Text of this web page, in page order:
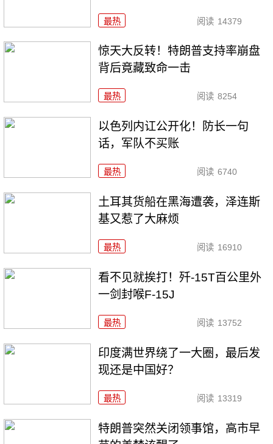
最热 阅读 14379
惊天大反转！特朗普支持率崩盘
背后竟藏致命一击
最热 阅读 8254
以色列内讧公开化！防长一句
话，军队不买账
最热 阅读 6740
土耳其货船在黑海遭袭，泽连斯
基又惹了大麻烦
最热 阅读 16910
看不见就挨打！歼-15T百公里外
一剑封喉F-15J
最热 阅读 13752
印度满世界绕了一大圈，最后发
现还是中国好？
最热 阅读 13319
特朗普突然关闭领事馆，高市早